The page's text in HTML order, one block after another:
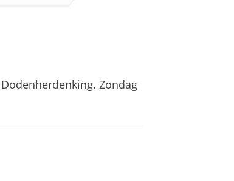
Zondag